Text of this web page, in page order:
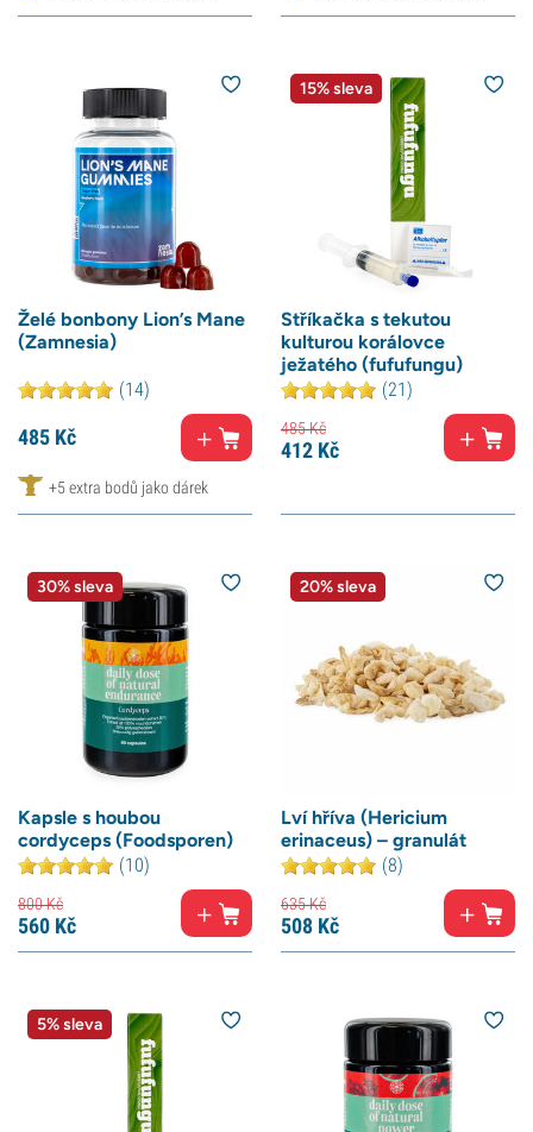
Želé bonbony Lion’s Mane
(Zamnesia)
(14)
485 Kč
+5 extra bodů jako dárek
15% sleva
Stříkačka s tekutou
kulturou korálovce
ježatého (fufufungu)
(21)
485Kč
412 Kč
30% sleva
Kapsle s houbou
cordyceps (Foodsporen)
(10)
800Kč
560 Kč
20% sleva
Lví hříva (Hericium
erinaceus) – granulát
(8)
635Kč
508 Kč
5% sleva